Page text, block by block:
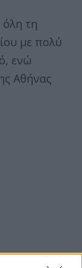
όλη τη
με πολύ
ενώ
Αθήνας